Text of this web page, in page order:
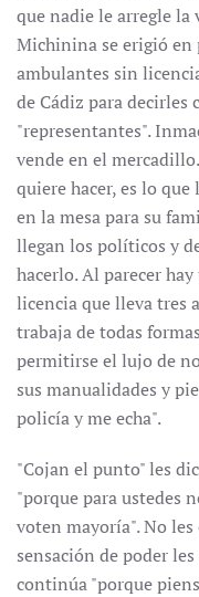
que nadie le arregle la
Michinina se erigió en
ambulantes sin
de Cádiz para decirles
"representantes".
vende en el
quiere hacer, es lo
en la mesa para su
llegan los políticos y
hacerlo. Al parecer
licencia que lleva tres
trabaja de todas
permitirse el lujo de
sus manualidades y
policía y me echa".
"Cojan el punto" les
"porque para ustedes
voten mayoría". No
sensación de poder
continúa "porque